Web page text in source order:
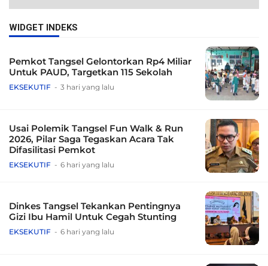
WIDGET INDEKS
Pemkot Tangsel Gelontorkan Rp4 Miliar
Untuk PAUD, Targetkan 115 Sekolah
EKSEKUTIF 3 hari yang lalu
Usai Polemik Tangsel Fun Walk & Run
2026, Pilar Saga Tegaskan Acara Tak
Difasilitasi Pemkot
EKSEKUTIF 6 hari yang lalu
Dinkes Tangsel Tekankan Pentingnya
Gizi Ibu Hamil Untuk Cegah Stunting
EKSEKUTIF 6 hari yang lalu